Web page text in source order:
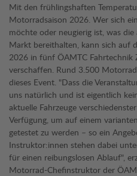
Mit den frühlingshaften
Motorradsaison 2026. Wer sich
möchte oder neugierig ist, was
Markt bereithalten, kann sich auf
2026 in fünf ÖAMTC Fahrtechnik
verschaffen. Rund 3.500
dieses Event. "Dass die
uns natürlich und ist eigentlich
aktuelle Fahrzeuge
Verfügung, um auf einem
getestet zu werden – so ein
Instruktor:innen stehen dabei
für einen reibungslosen Ablauf",
Motorrad-Chefinstruktor der